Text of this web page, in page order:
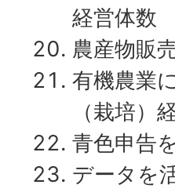
経営体数
農産物販
有機農業
（栽培）
青色申告
データを